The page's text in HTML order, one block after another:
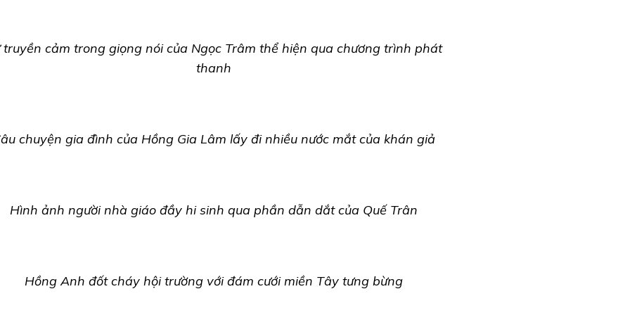
truyền cảm trong giọng nói của Ngọc Trâm thể hiện qua chương trình phát
thanh
chuyện gia đình của Hồng Gia Lâm lấy đi nhiều nước mắt của khán giả
Hình ảnh người nhà giáo đầy hi sinh qua phần dẫn dắt của Quế Trân
Hồng Anh đốt cháy hội trường với đám cưới miền Tây tưng bừng